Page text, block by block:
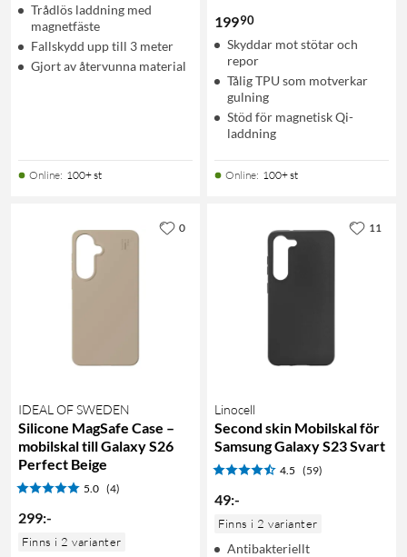
Trådlös laddning med
magnetfäste
Fallskydd upp till 3 meter
Gjort av återvunna material
Online: 100+ st
19990
Skyddar mot stötar och
repor
Tålig TPU som motverkar
gulning
Stöd för magnetisk Qi-
laddning
Online: 100+ st
IDEAL OF SWEDEN
Silicone MagSafe Case –
mobilskal till Galaxy S26
Perfect Beige
5.0 (4)
299:-
Finns i 2 varianter
0
Linocell
Second skin Mobilskal för
Samsung Galaxy S23 Svart
4.5 (59)
49:-
Finns i 2 varianter
Antibakteriellt
11